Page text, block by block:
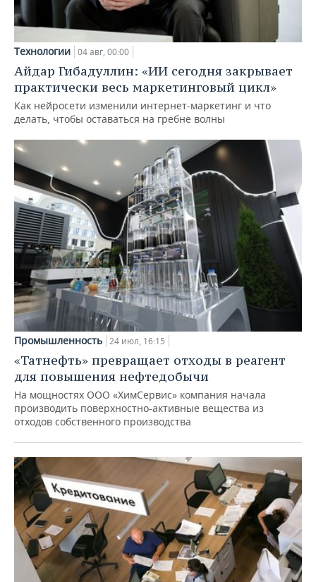
Технологии 04 авг, 00:00
Айдар Гибадуллин: «ИИ сегодня закрывает
практически весь маркетинговый цикл»
Как нейросети изменили интернет-маркетинг и что
делать, чтобы оставаться на гребне волны
Промышленность 24 июл, 16:15
«Татнефть» превращает отходы в реагент
для повышения нефтедобычи
На мощностях ООО «ХимСервис» компания начала
производить поверхностно-активные вещества из
отходов собственного производства